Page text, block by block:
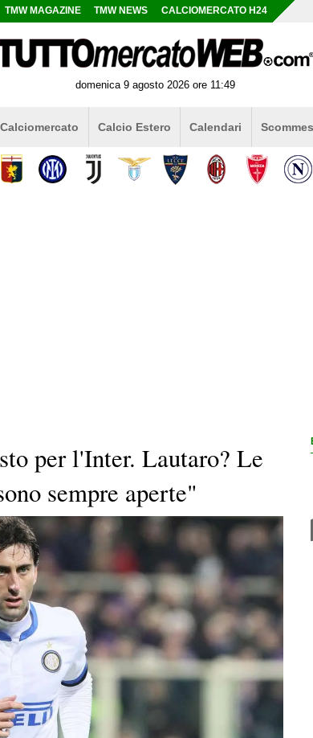
TMW MAGAZINE TMW NEWS CALCIOMERCATO H24
domenica 9 agosto 2026 ore 11:49
Calciomercato Calcio Estero Calendari
per l'Inter. Lautaro? Le
sempre aperte"